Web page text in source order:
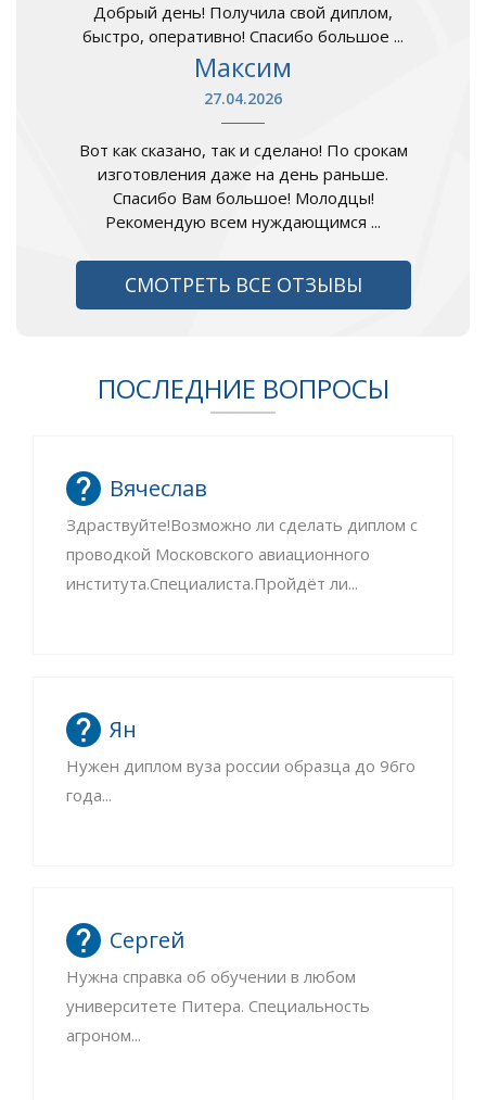
Добрый день! Получила свой диплом,
быстро, оперативно! Спасибо большое ...
Максим
27.04.2026
Вот как сказано, так и сделано! По срокам
изготовления даже на день раньше.
Спасибо Вам большое! Молодцы!
Рекомендую всем нуждающимся ...
СМОТРЕТЬ ВСЕ ОТЗЫВЫ
ПОСЛЕДНИЕ ВОПРОСЫ
Вячеслав
Здраствуйте!Возможно ли сделать диплом с
проводкой Московского авиационного
института.Специалиста.Пройдёт ли...
Ян
Нужен диплом вуза россии образца до 96го
года...
Сергей
Нужна справка об обучении в любом
университете Питера. Специальность
агроном...